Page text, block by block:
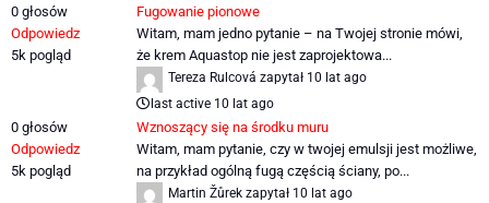
0 głosów
Odpowiedz
5k pogląd
Fugowanie pionowe
Witam, mam jedno pytanie – na Twojej stronie mówi,
że krem ​​Aquastop nie jest zaprojektowa...
Tereza Rulcová zapytał 10 lat ago
last active 10 lat ago
0 głosów
Odpowiedz
5k pogląd
Wznoszący się na środku muru
Witam, mam pytanie, czy w twojej emulsji jest możliwe,
na przykład ogólną fugą częścią ściany, po...
Martin Žůrekzapytał 10 lat ago